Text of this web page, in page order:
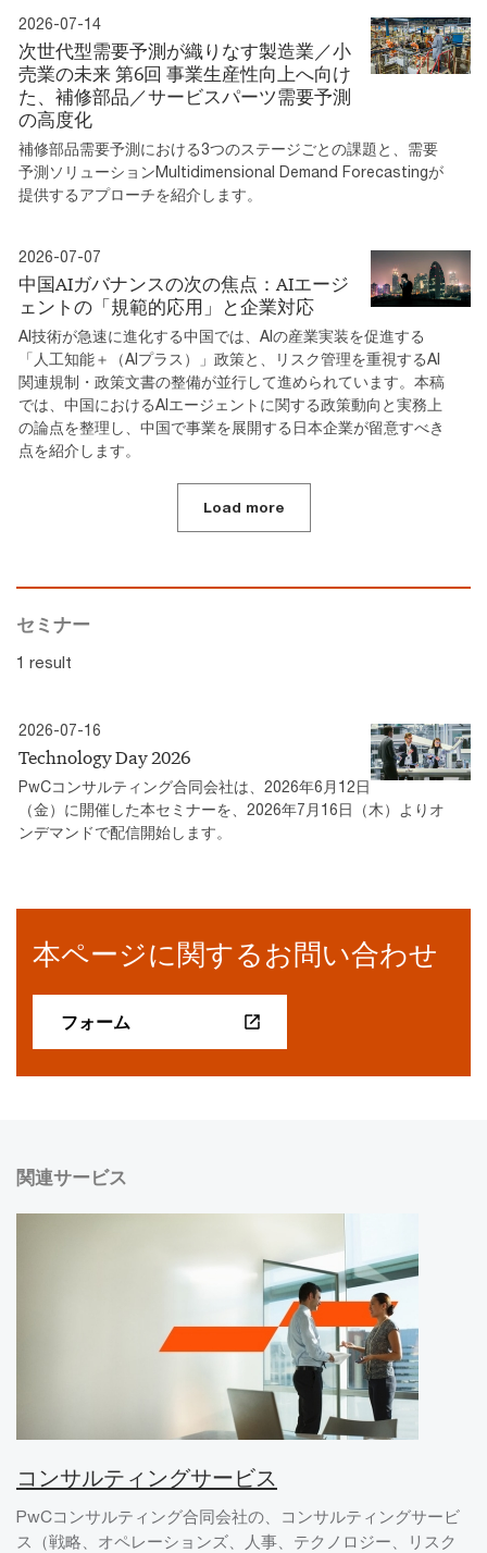
2026-07-14
次世代型需要予測が織りなす製造業／小
売業の未来 第6回 事業生産性向上へ向け
た、補修部品／サービスパーツ需要予測
の高度化
補修部品需要予測における3つのステージごとの課題と、需要
予測ソリューションMultidimensional Demand Forecastingが
提供するアプローチを紹介します。
2026-07-07
中国AIガバナンスの次の焦点：AIエージ
ェントの「規範的応用」と企業対応
AI技術が急速に進化する中国では、AIの産業実装を促進する
「人工知能＋（AIプラス）」政策と、リスク管理を重視するAI
関連規制・政策文書の整備が並行して進められています。本稿
では、中国におけるAIエージェントに関する政策動向と実務上
の論点を整理し、中国で事業を展開する日本企業が留意すべき
点を紹介します。
Load more
セミナー
1 result
2026-07-16
Technology Day 2026
PwCコンサルティング合同会社は、2026年6月12日
（金）に開催した本セミナーを、2026年7月16日（木）よりオ
ンデマンドで配信開始します。
本ページに関するお問い合わせ
フォーム
関連サービス
コンサルティングサービス
PwCコンサルティング合同会社の、コンサルティングサービ
ス（戦略、オペレーションズ、人事、テクノロジー、リスク